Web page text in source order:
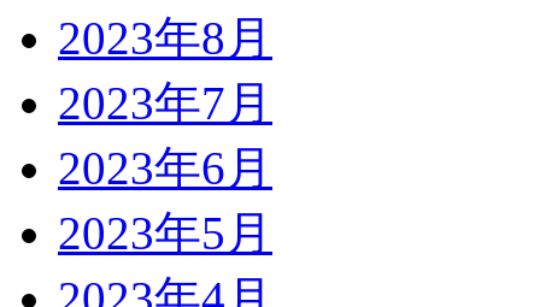
2023年8月
2023年7月
2023年6月
2023年5月